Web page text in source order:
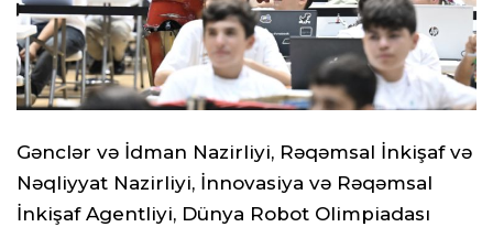
Gənclər və İdman Nazirliyi, Rəqəmsal İnkişaf və
Nəqliyyat Nazirliyi, İnnovasiya və Rəqəmsal
İnkişaf Agentliyi, Dünya Robot Olimpiadası